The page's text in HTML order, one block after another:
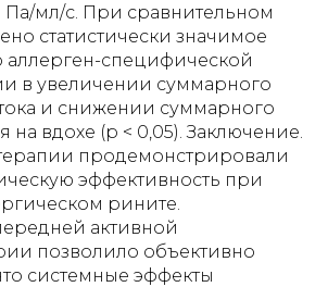
Па/мл/с. При сравнительном
статистически значимое
аллерген-специфической
в увеличении суммарного
и снижении суммарного
на вдохе (р < 0,05). Заключение.
продемонстрировали
эффективность при
рините.
активной
позволило объективно
системные эффекты